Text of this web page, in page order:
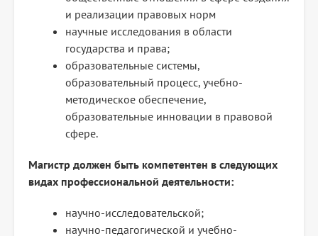
и реализации правовых норм
научные исследования в области
государства и права;
образовательные системы,
образовательный процесс, учебно-
методическое обеспечение,
образовательные инновации в правовой
сфере.
Магистр должен быть компетентен в следующих
видах профессиональной деятельности:
научно-исследовательской;
научно-педагогической и учебно-